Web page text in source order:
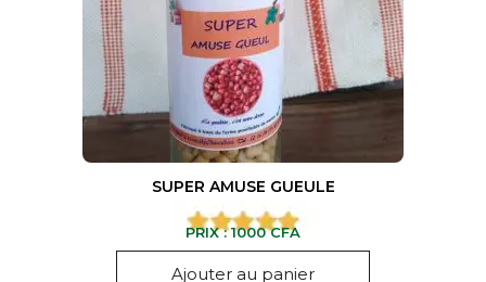
SUPER AMUSE GUEULE
PRIX :1000CFA
Ajouter au panier